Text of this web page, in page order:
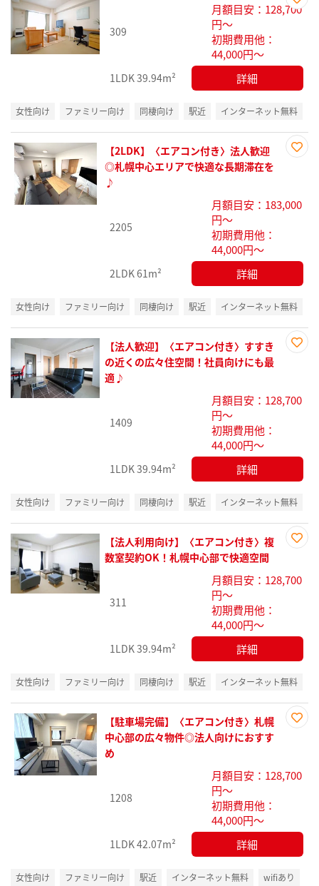
お気
309
月額目安：128,700
円～
初期費用他：
44,000円～
1LDK39.94m² 詳細
女性向け ファミリー向け 同棲向け 駅近 インターネット無料
録
【2LDK】〈エアコン付き〉法人歓迎
◎札幌中心エリアで快適な長期滞在を
♪
2205
月額目安：183,000
円～
初期費用他：
44,000円～
2LDK61m² 詳細
女性向け ファミリー向け 同棲向け 駅近 インターネット無料
録
【法人歓迎】〈エアコン付き〉すすき
の近くの広々住空間！社員向けにも最
適♪
1409
月額目安：128,700
円～
初期費用他：
44,000円～
1LDK39.94m² 詳細
女性向け ファミリー向け 同棲向け 駅近 インターネット無料
り登
【法人利用向け】〈エアコン付き〉複
数室契約OK！札幌中心部で快適空間
311
月額目安：128,700
円～
初期費用他：
44,000円～
1LDK39.94m² 詳細
女性向け ファミリー向け 同棲向け 駅近 インターネット無料
録
【駐車場完備】〈エアコン付き〉札幌
中心部の広々物件◎法人向けにおすす
め
1208
月額目安：128,700
円～
初期費用他：
44,000円～
1LDK42.07m² 詳細
女性向け ファミリー向け 駅近 インターネット無料 wifiあり